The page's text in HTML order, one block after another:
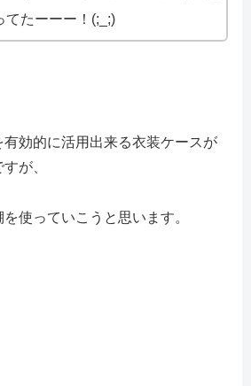
てたーーー！(;_;)
効的に活用出来る衣装ケースが
が、
使っていこうと思います。